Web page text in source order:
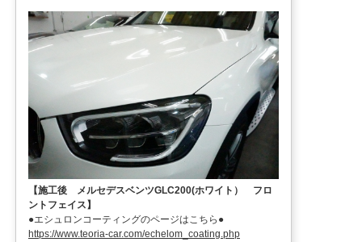
【施工後 メルセデスベンツGLC200(ホワイト） フロ
ントフェイス】
●エシュロンコーティングのページはこちら●
https://www.teoria-car.com/echelom_coating.php